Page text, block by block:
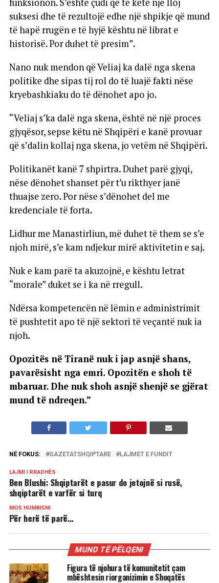
suksesi dhe të rezultojë edhe një shpikje që mund
të hapë rrugën e të hyjë kështu në librat e
historisë. Por duhet të presim”.
Nano nuk mendon që Veliaj ka dalë nga skena
politike dhe sipas tij rol do të luajë fakti nëse
kryebashkiaku do të dënohet apo jo.
“Veliaj s’ka dalë nga skena, është në një proces
gjyqësor, sepse këtu në Shqipëri e kanë provuar
që s’dalin kollaj nga skena, jo vetëm në Shqipëri.
Politikanët kanë 7 shpirtra. Duhet parë gjyqi,
nëse dënohet shanset për t’u rikthyer janë
thuajse zero. Por nëse s’dënohet del me
kredenciale të forta.
Lidhur me Manastirliun, më duhet të them se s’e
njoh mirë, s’e kam ndjekur mirë aktivitetin e saj.
Nuk e kam parë ta akuzojnë, e kështu letrat
“morale” duket se i ka në rregull.
Ndërsa kompetencën në lëmin e administrimit
të pushtetit apo të një sektori të veçantë nuk ia
njoh.
Opozitës në Tiranë nuk i jap asnjë shans,
pavarësisht nga emri. Opozitën e shoh të
mbaruar. Dhe nuk shoh asnjë shenjë se gjërat
mund të ndreqen.”
NË FOKUS: GAZETATSHQIPTARE LAJMET E FUNDIT
LAJMI I RRADHËS
Ben Blushi: Shqiptarët e pasur do jetojnë si rusë,
shqiptarët e varfër si turq
MOS HUMBISNI
Për herë të parë…
MUND TË PËLQENI
Figura të njohura të komunitetit çam
mbështesin riorganizimin e Shoqatës